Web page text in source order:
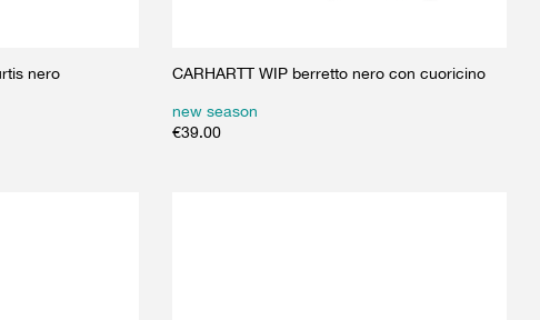
nero CARHARTT WIP berretto nero con cuoricino
new season
€39.00